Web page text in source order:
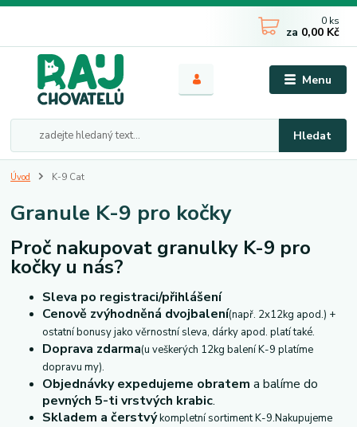
Menu
Hledat
0 ks
za 0,00 Kč
Úvod K-9 Cat
Granule K-9 pro kočky
Proč nakupovat granulky K-9 pro
kočky u nás?
Sleva po registraci/přihlášení
Cenově zvýhodněná dvojbalení(např. 2x12kg apod.) +
ostatní bonusy jako věrnostní sleva, dárky apod. platí také.
Doprava zdarma(u veškerých 12kg balení K-9 platíme
dopravu my).
Objednávky expedujeme obratem a balíme do
pevných 5-ti vrstvých krabic.
Skladem a čerstvýkompletní sortiment K-9.Nakupujeme